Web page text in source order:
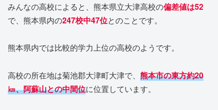
みんなの高校によると、熊本県立大津高校の偏差値は52
で、熊本県内の247校中47位とのことです。
熊本県内では比較的学力上位の高校のようです。
高校の所在地は菊池郡大津町大津で、 熊本市の東方約20
㎞、阿蘇山との中間位に位置しています。